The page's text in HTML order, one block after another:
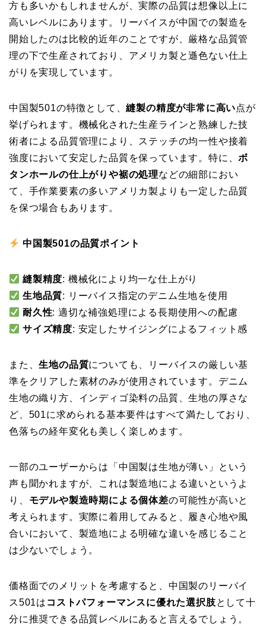
方も多いかもしれませんが、実際の品質は想像以上に
高いレベルにあります。リーバイスが中国での製造を
開始したのは比較的近年のことですが、厳格な品質管
理の下で生産されており、アメリカ製と遜色ない仕上
がりを実現しています。
中国製501の特徴として、縫製の精度が非常に高い点が
挙げられます。機械化された生産ラインと熟練した技
術者による品質管理により、ステッチの均一性や接着
強度において安定した品質を保っています。特に、ボ
タンホールの仕上がりや裾の処理などの細部におい
て、手作業要素の多いアメリカ製よりも一定した品質
を保つ場合もあります。
中国製501の品質ポイント
縫製精度: 機械化により均一な仕上がり
生地品質: リーバイス指定のデニム生地を使用
耐久性: 適切な補強処理による長期使用への配慮
サイズ精度: 安定したサイジングによるフィット感
また、生地の品質についても、リーバイスの厳しい基
準をクリアした素材のみが使用されています。デニム
生地の織り方、インディゴ染料の品質、生地の厚さな
ど、501に求められる基本要件はすべて満たしており、
色落ちの経年変化も美しく楽しめます。
一部のユーザーからは「中国製は生地が薄い」という
声も聞かれますが、これは製造地による違いというよ
り、 モデルや製造時期による個体差の可能性が高いと
考えられます。実際に着用してみると、履き心地や風
合いにおいて、製造地による明確な違いを感じること
は少ないでしょう。
価格面でのメリットを考慮すると、中国製のリーバイ
ス501は コストパフォーマンスに優れた選択肢として十
分に推奨できる品質レベルにあると言えるでしょう。